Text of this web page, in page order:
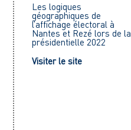
Les logiques
géographiques de
l’affichage électoral à
Nantes et Rezé lors de la
présidentielle 2022
Visiter le site